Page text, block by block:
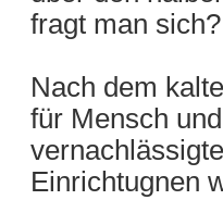
fragt man sich?
Nach dem
für Mensch
Einrichtugnen